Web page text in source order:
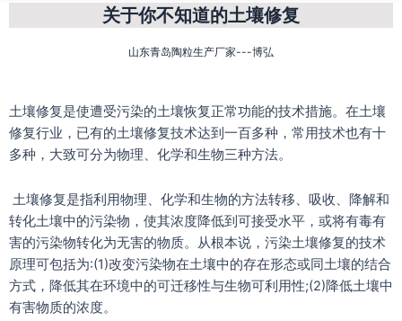
关于你不知道的土壤修复
山东青岛陶粒生产厂家---博弘
土壤修复是使遭受污染的土壤恢复正常功能的技术措施。在土壤
修复行业，已有的土壤修复技术达到一百多种，常用技术也有十
多种，大致可分为物理、化学和生物三种方法。
土壤修复是指利用物理、化学和生物的方法转移、吸收、降解和
转化土壤中的污染物，使其浓度降低到可接受水平，或将有毒有
害的污染物转化为无害的物质。从根本说，污染土壤修复的技术
原理可包括为:(1)改变污染物在土壤中的存在形态或同土壤的结合
方式，降低其在环境中的可迁移性与生物可利用性;(2)降低土壤中
有害物质的浓度。